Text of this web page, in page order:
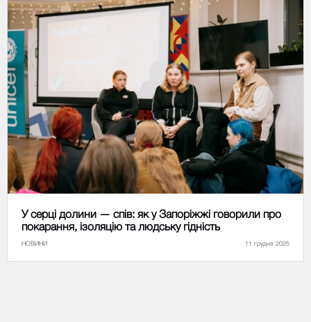
У серці долини — спів: як у Запоріжжі говорили про
покарання, ізоляцію та людську гідність
НОВИНИ 11 грудня 2025